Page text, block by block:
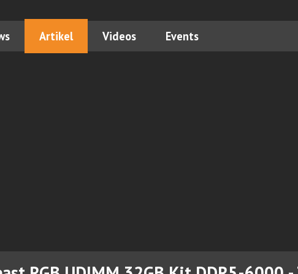
Artikel Videos Events